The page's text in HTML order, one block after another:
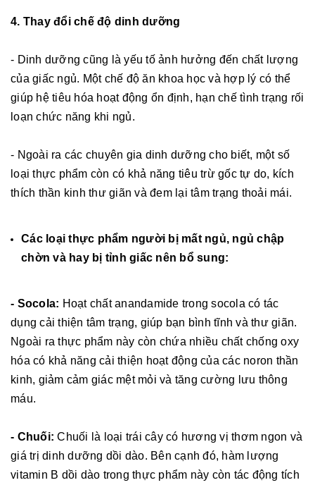
4. Thay đổi chế độ dinh dưỡng
- Dinh dưỡng cũng là yếu tố ảnh hưởng đến chất lượng
của giấc ngủ. Một chế độ ăn khoa học và hợp lý có thể
giúp hệ tiêu hóa hoạt động ổn định, hạn chế tình trạng rối
loạn chức năng khi ngủ.
- Ngoài ra các chuyên gia dinh dưỡng cho biết, một số
loại thực phẩm còn có khả năng tiêu trừ gốc tự do, kích
thích thần kinh thư giãn và đem lại tâm trạng thoải mái.
Các loại thực phẩm người bị mất ngủ, ngủ chập
chờn và hay bị tỉnh giấc nên bổ sung:
- Socola: Hoạt chất anandamide trong socola có tác
dụng cải thiện tâm trạng, giúp bạn bình tĩnh và thư giãn.
Ngoài ra thực phẩm này còn chứa nhiều chất chống oxy
hóa có khả năng cải thiện hoạt động của các noron thần
kinh, giảm cảm giác mệt mỏi và tăng cường lưu thông
máu.
- Chuối: Chuối là loại trái cây có hương vị thơm ngon và
giá trị dinh dưỡng dồi dào. Bên cạnh đó, hàm lượng
vitamin B dồi dào trong thực phẩm này còn tác động tích